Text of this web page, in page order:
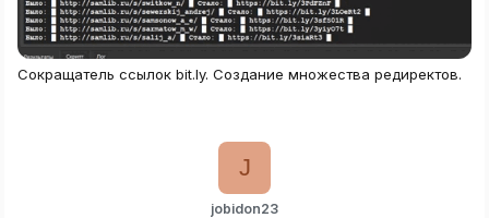
Сокращатель ссылок bit.ly. Создание множества редиректов.
jobidon23
J